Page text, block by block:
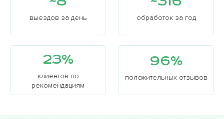
кошение травы и уборка мусора, обрабатывать
особенно детскую кожу опрыскивателями перед
парком, где есть кусты. Это способствует снижению
популяции клещей.
Основные группы клещей:
Иксодовые — переносят инфекции и наиболее
опасны для людей и животных.
выездов за день обработок за год
23%
клиентов по
рекомендациям
96%
положительных отзывов